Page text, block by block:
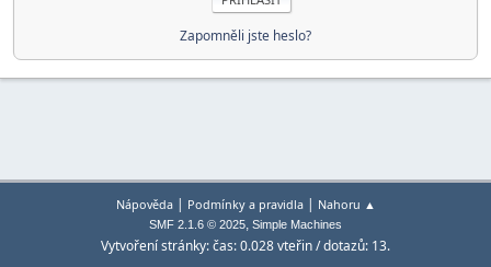
Zapomněli jste heslo?
Nápověda| Podmínky a pravidla| Nahoru ▲
SMF 2.1.6 © 2025, Simple Machines
Vytvoření stránky: čas: 0.028 vteřin / dotazů: 13.